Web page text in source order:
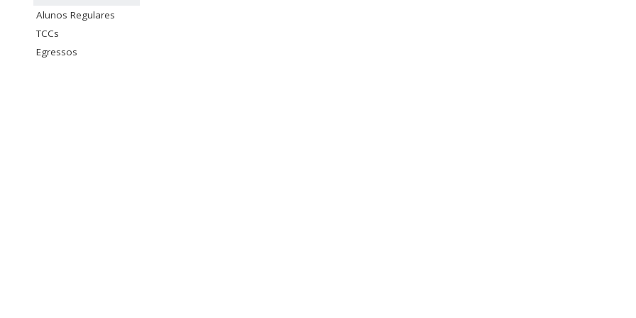
Alunos Regulares
TCCs
Egressos